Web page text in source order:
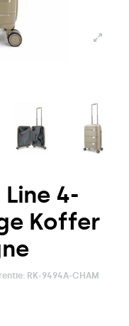
4-
Koffer
RK-9494A-CHAM